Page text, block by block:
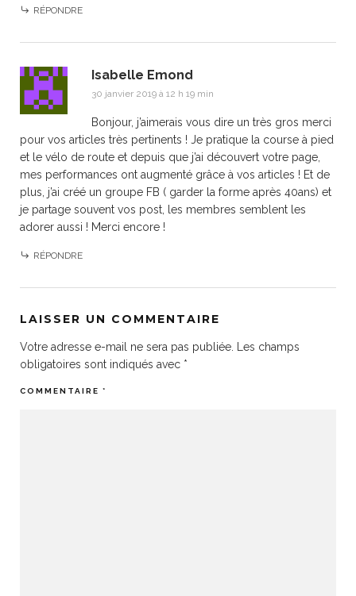
RÉPONDRE
Isabelle Emond
30 janvier 2019 à 12 h 19 min
Bonjour, j’aimerais vous dire un très gros merci
pour vos articles très pertinents ! Je pratique la course à pied
et le vélo de route et depuis que j’ai découvert votre page,
mes performances ont augmenté grâce à vos articles ! Et de
plus, j’ai créé un groupe FB ( garder la forme après 40ans) et
je partage souvent vos post, les membres semblent les
adorer aussi ! Merci encore !
RÉPONDRE
LAISSER UN COMMENTAIRE
Votre adresse e-mail ne sera pas publiée.
Les champs
obligatoires sont indiqués avec *
COMMENTAIRE *